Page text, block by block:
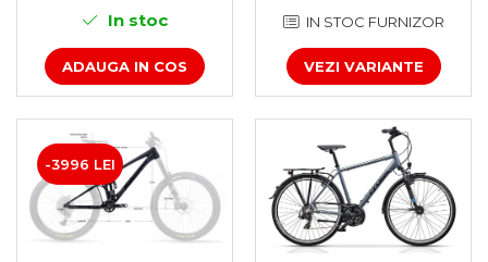
Manete frână
Manete combo
Piese manete
Manete schimbător
Manșoane și ghidolină
Ghidolină
Accesorii
Manșoane
Pedale
In stoc
ADAUGA IN COS
IN STOC FURNIZOR
VEZI VARIANTE
-3996 LEI